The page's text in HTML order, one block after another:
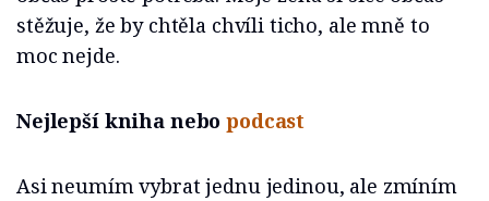
stěžuje, že by chtěla chvíli ticho, ale mně to
moc nejde.
Nejlepší kniha nebopodcast
Asi neumím vybrat jednu jedinou, ale zmíním